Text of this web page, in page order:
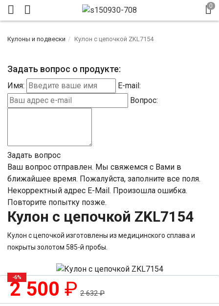
Кулоны и подвески Кулон с цепочкой ZKL7154
Задать вопрос о продукте:
Имя:
E-mail:
Вопрос:
Задать вопрос
Ваш вопрос отправлен. Мы свяжемся с Вами в
ближайшее время. Пожалуйста, заполните все поля.
Некорректный адрес E-Mail. Произошла ошибка.
Повторите попытку позже.
Кулон с цепочкой ZKL7154
Кулон с цепочкой изготовлены из медицинского сплава и
покрыты золотом 585-й пробы.
-6%
2 500 ₽ 2 632₽